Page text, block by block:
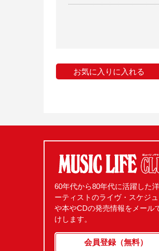
お気に入りに入れる
60年代から80年代に活躍した
ーティストのライヴ・スケジ
や本やCDの発売情報をメール
けします。
会員登録（無料）